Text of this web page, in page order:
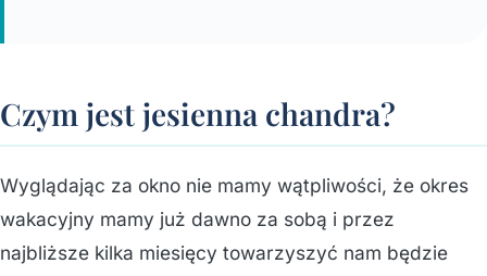
Czym jest jesienna chandra?
Wyglądając za okno nie mamy wątpliwości, że okres
wakacyjny mamy już dawno za sobą i przez
najbliższe kilka miesięcy towarzyszyć nam będzie